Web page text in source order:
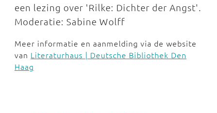
een lezing over 'Rilke: Dichter der Angst'.
Moderatie: Sabine Wolff
Meer informatie en aanmelding via de website
van Literaturhaus | Deutsche Bibliothek Den
Haag